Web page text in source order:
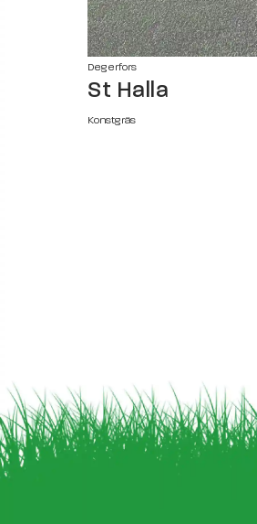
Degerfors
St Halla
Konstgräs